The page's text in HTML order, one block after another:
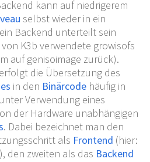
kann auf niedrigerem
selbst wieder in ein
Backend unterteilt sein
von K3b verwendete growisofs
auf genisoimage zurück).
erfolgt die Übersetzung des
in den Binärcodehäufig in
Verwendung eines
der Hardware unabhängigen
. Dabei bezeichnet man den
als Frontend (hier:
den zweiten als das Backend